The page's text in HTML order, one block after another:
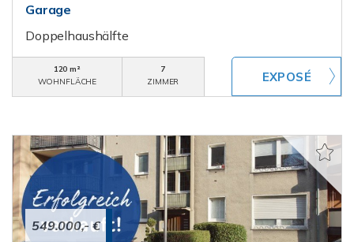
Garage
Doppelhaushälfte
120 m²
WOHNFLÄCHE
7
ZIMMER
549.000,- €